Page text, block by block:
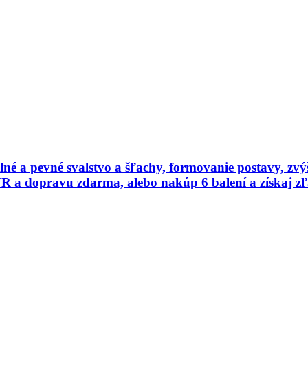
a pevné svalstvo a šľachy, formovanie postavy,
a dopravu zdarma, alebo nakúp 6 balení a získaj